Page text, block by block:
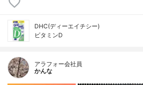
DHC(ディーエイチシー)
ビタミンD
アラフォー会社員
かんな